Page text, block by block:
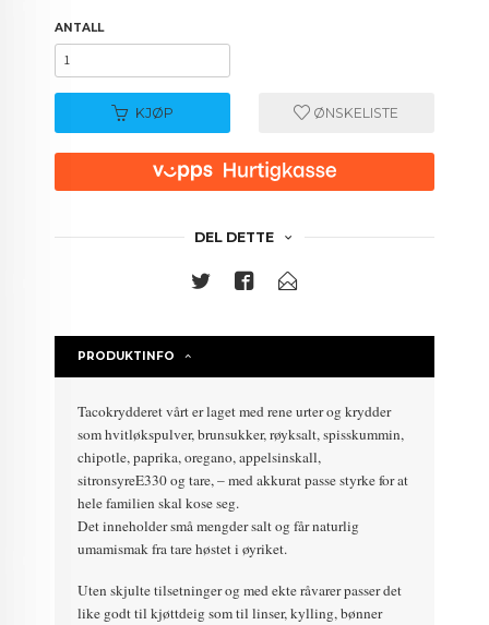
ANTALL
KJØP ØNSKELISTE
DEL DETTE
PRODUKTINFO
Tacokrydderet vårt er laget med rene urter og krydder
som hvitløkspulver, brunsukker, røyksalt, spisskummin,
chipotle, paprika, oregano, appelsinskall,
sitronsyreE330 og tare, – med akkurat passe styrke for at
hele familien skal kose seg.
Det inneholder små mengder salt og får naturlig
umamismak fra tare høstet i øyriket.
Uten skjulte tilsetninger og med ekte råvarer passer det
like godt til kjøttdeig som til linser, kylling, bønner